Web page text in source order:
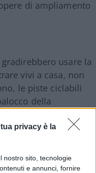
tua privacy è la
nostro sito, tecnologie
e annunci, fornire
di ampliamento
usare la
vivi a casa, non
le piste ciclabili
della
ripensarle.
continue, ovunque
il cuore pulsante
può sbrigare i propri